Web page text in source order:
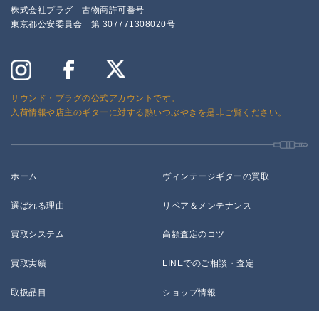
株式会社プラグ 古物商許可番号
東京都公安委員会 第 307771308020号
サウンド・プラグの公式アカウントです。
入荷情報や店主のギターに対する熱いつぶやきを是非ご覧ください。
ホーム
選ばれる理由
買取システム
買取実績
取扱品目
ヴィンテージギターの買取
リペア＆メンテナンス
高額査定のコツ
LINEでのご相談・査定
ショップ情報